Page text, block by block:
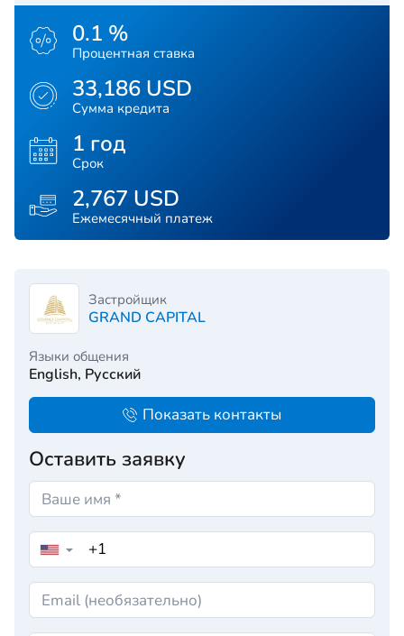
0.1 %
Процентная ставка
33,186 USD
Сумма кредита
1 год
Срок
2,767 USD
Ежемесячный платеж
Застройщик
GRAND CAPITAL
Языки общения
English, Русский
Показать контакты
Оставить заявку
▼